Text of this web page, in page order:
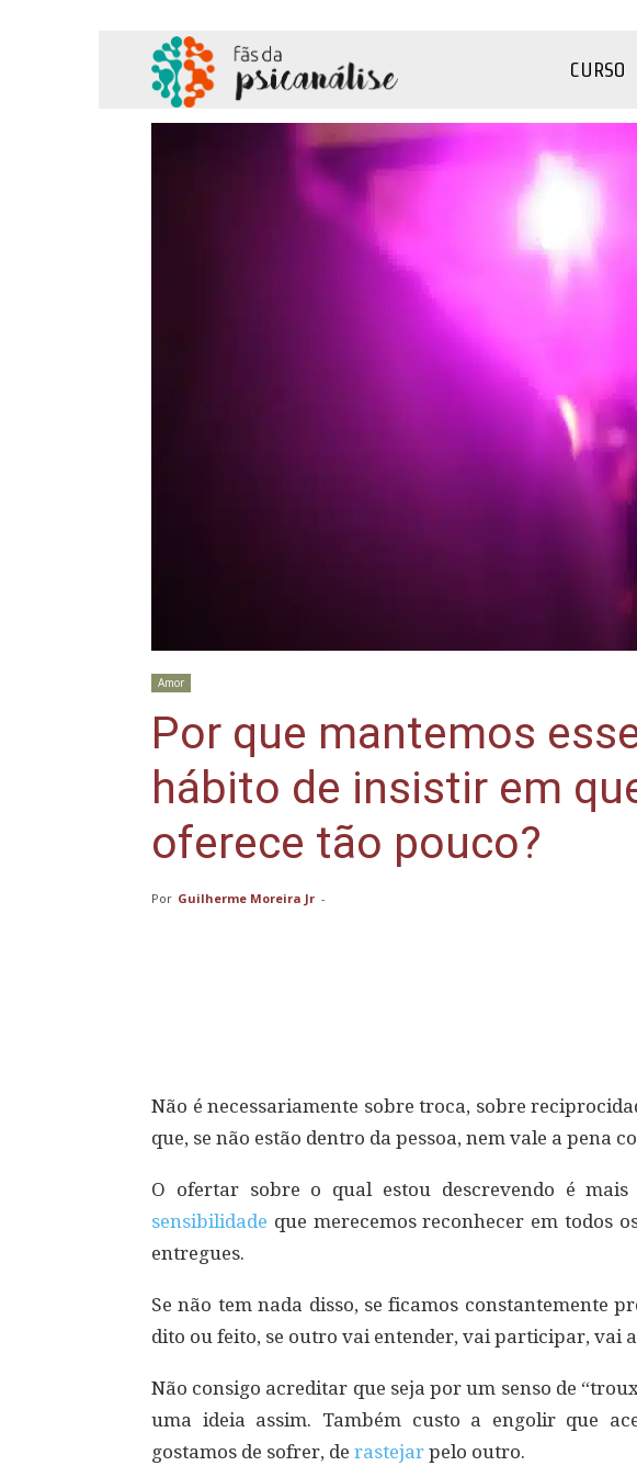
da
CURSO
Amor
Por que mantemos
hábito de insistir em
oferece tão pouco?
Por Guilherme Moreira Jr -
Não é necessariamente sobre troca, sobre
que, se não estão dentro da pessoa, nem vale a pena
O ofertar sobre o qual estou descrevendo é
sensibilidade que merecemos reconhecer em todos
entregues.
Se não tem nada disso, se ficamos constantemente
dito ou feito, se outro vai entender, vai participar, vai
Não consigo acreditar que seja por um senso de
uma ideia assim. Também custo a engolir que
gostamos de sofrer, de rastejar pelo outro.